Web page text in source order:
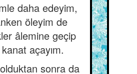
daha edeyim,
öleyim de
âlemine geçip
açayım.
sonra da